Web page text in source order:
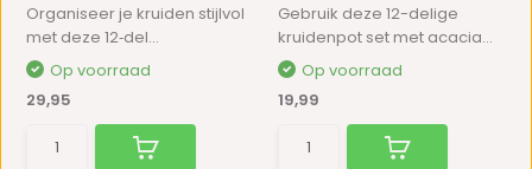
Organiseer je kruiden stijlvol
met deze 12‑del...
Op voorraad
29,95
Gebruik deze 12-delige
kruidenpot set met acacia...
Op voorraad
19,99